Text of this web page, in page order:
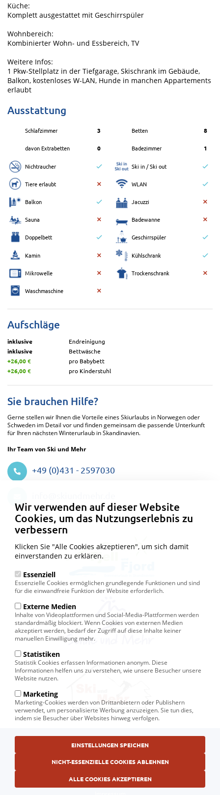
Küche:
Komplett ausgestattet mit Geschirrspüler
Wohnbereich:
Kombinierter Wohn- und Essbereich, TV
Weitere Infos:
1 Pkw-Stellplatz in der Tiefgarage, Skischrank im Gebäude,
Balkon, kostenloses W-LAN, Hunde in manchen Appartements
erlaubt
Ausstattung
Schlafzimmer 3 Betten 8
davon Extrabetten 0 Badezimmer 1
Nichtraucher Ski in / Ski out
Tiere erlaubt WLAN
Balkon Jacuzzi
Sauna Badewanne
Doppelbett Geschirrspüler
Kamin Kühlschrank
Mikrowelle Trockenschrank
Waschmaschine
Aufschläge
inklusive
Endreinigung
inklusive
Bettwäsche
+26,00 €
pro Babybett
+26,00 €
pro Kinderstuhl
Sie brauchen Hilfe?
Gerne stellen wir Ihnen die Vorteile eines Skiurlaubs in Norwegen oder
Schweden im Detail vor und finden gemeinsam die passende Unterkunft
für Ihren nächsten Winterurlaub in Skandinavien.
Ihr Team von Ski und Mehr
+49 (0)431 - 2597030
Fußbereichsmenü© Ski und Mehr, Ihr Reiseveranstalter in Kiel
AGB
Datenschutzerklärung
Wir verwenden auf dieser Website
Cookies, um das Nutzungserlebnis zu
verbessern
Klicken Sie "Alle Cookies akzeptieren", um sich damit
einverstanden zu erklären.
Essenziell
Essenzielle Cookies ermöglichen grundlegende Funktionen und sind
für die einwandfreie Funktion der Website erforderlich.
Externe Medien
Inhalte von Videoplattformen und Social-Media-Plattformen werden
standardmäßig blockiert. Wenn Cookies von externen Medien
akzeptiert werden, bedarf der Zugriff auf diese Inhalte keiner
manuellen Einwilligung mehr.
Statistiken
Statistik Cookies erfassen Informationen anonym. Diese
Informationen helfen uns zu verstehen, wie unsere Besucher unsere
Website nutzen.
Marketing
Marketing-Cookies werden von Drittanbietern oder Publishern
verwendet, um personalisierte Werbung anzuzeigen. Sie tun dies,
indem sie Besucher über Websites hinweg verfolgen.
EINSTELLUNGEN SPEICHEN
NICHT-ESSENZIELLE COOKIES ABLEHNEN
ALLE COOKIES AKZEPTIEREN